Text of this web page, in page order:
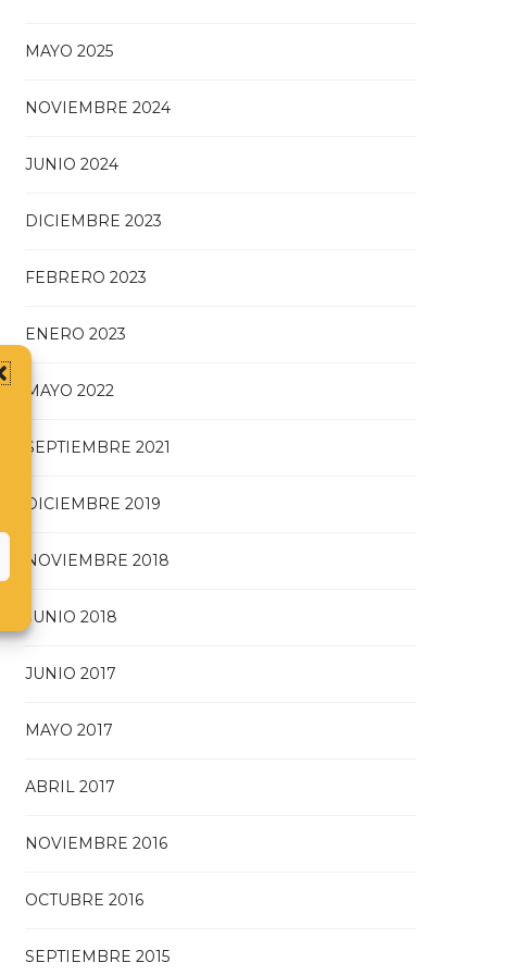
MAYO 2025
NOVIEMBRE 2024
JUNIO 2024
DICIEMBRE 2023
FEBRERO 2023
ENERO 2023
MAYO 2022
SEPTIEMBRE 2021
DICIEMBRE 2019
NOVIEMBRE 2018
JUNIO 2018
JUNIO 2017
MAYO 2017
ABRIL 2017
NOVIEMBRE 2016
OCTUBRE 2016
SEPTIEMBRE 2015